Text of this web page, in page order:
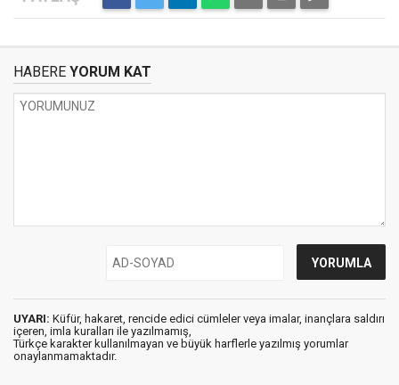
HABERE YORUM KAT
UYARI: Küfür, hakaret, rencide edici cümleler veya imalar, inançlara saldırı
içeren, imla kuralları ile yazılmamış,
Türkçe karakter kullanılmayan ve büyük harflerle yazılmış yorumlar
onaylanmamaktadır.